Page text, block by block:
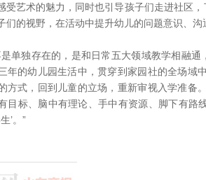
受艺术的魅力，同时也引导孩子们走进社区
们的视野，在活动中提升幼儿的问题意识、沟
独存在的，是和日常五大领域教学相融通
年的幼儿园生活中，贯穿到家园社的全场域
方式，回到儿童的立场，重新审视入学准备
目标、脑中有理论、手中有资源、脚下有路
’。”